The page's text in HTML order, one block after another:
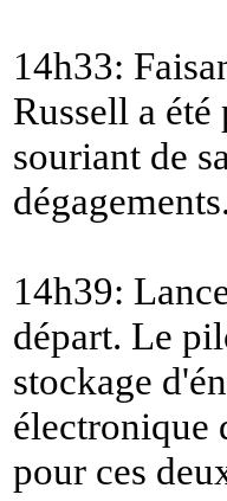
14h33:
Russell a
souriant de
dégagements.
14h39:
départ. Le
stockage
électronique
pour ces